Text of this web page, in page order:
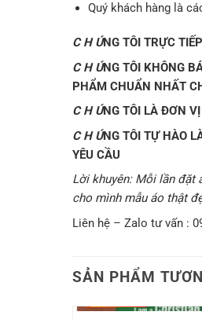
Quý khách hàng là
C H ÚNG TÔI TRỰC
C H ÚNG TÔI KHÔNG
PHẨM CHUẨN NHẤT
C H ÚNG TÔI LÀ ĐƠN
C H ÚNG TÔI TỰ HÀO
YÊU CẦU
Lời khuyên: Mỗi lần đặt
cho mình mẫu áo thật
Liên hệ – Zalo tư vấn :
SẢN PHẨM